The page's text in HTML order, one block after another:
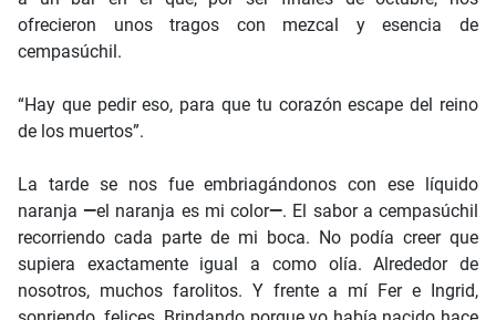
ofrecieron unos tragos con mezcal y esencia de
cempasúchil.
“Hay que pedir eso, para que tu corazón escape del reino
de los muertos”.
La tarde se nos fue embriagándonos con ese líquido
naranja—el naranja es mi color—. El sabor a cempasúchil
recorriendo cada parte de mi boca. No podía creer que
supiera exactamente igual a como olía. Alrededor de
nosotros, muchos farolitos. Y frente a mí Fer e Ingrid,